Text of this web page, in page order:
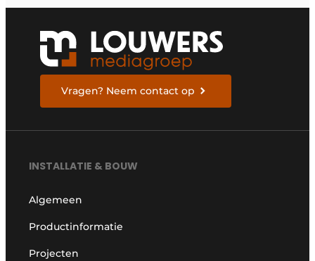
Vragen? Neem contact op
INSTALLATIE & BOUW
Algemeen
Productinformatie
Projecten